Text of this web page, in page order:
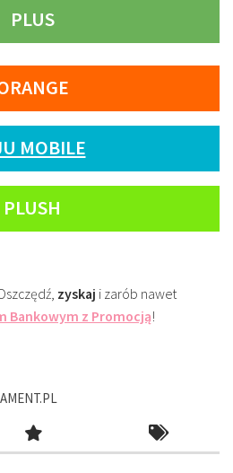
PLUS
MOBILE
PLUSH
zyskaj i zarób nawet
Bankowym z Promocją!